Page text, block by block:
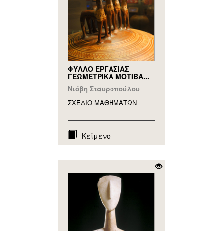
ΦΥΛΛΟ ΕΡΓΑΣΙΑΣ
ΓΕΩΜΕΤΡΙΚΑ ΜΟΤΙΒΑ...
Νιόβη Σταυροπούλου
ΣΧΕΔΙΟ ΜΑΘΗΜAΤΩΝ
Κείμενο